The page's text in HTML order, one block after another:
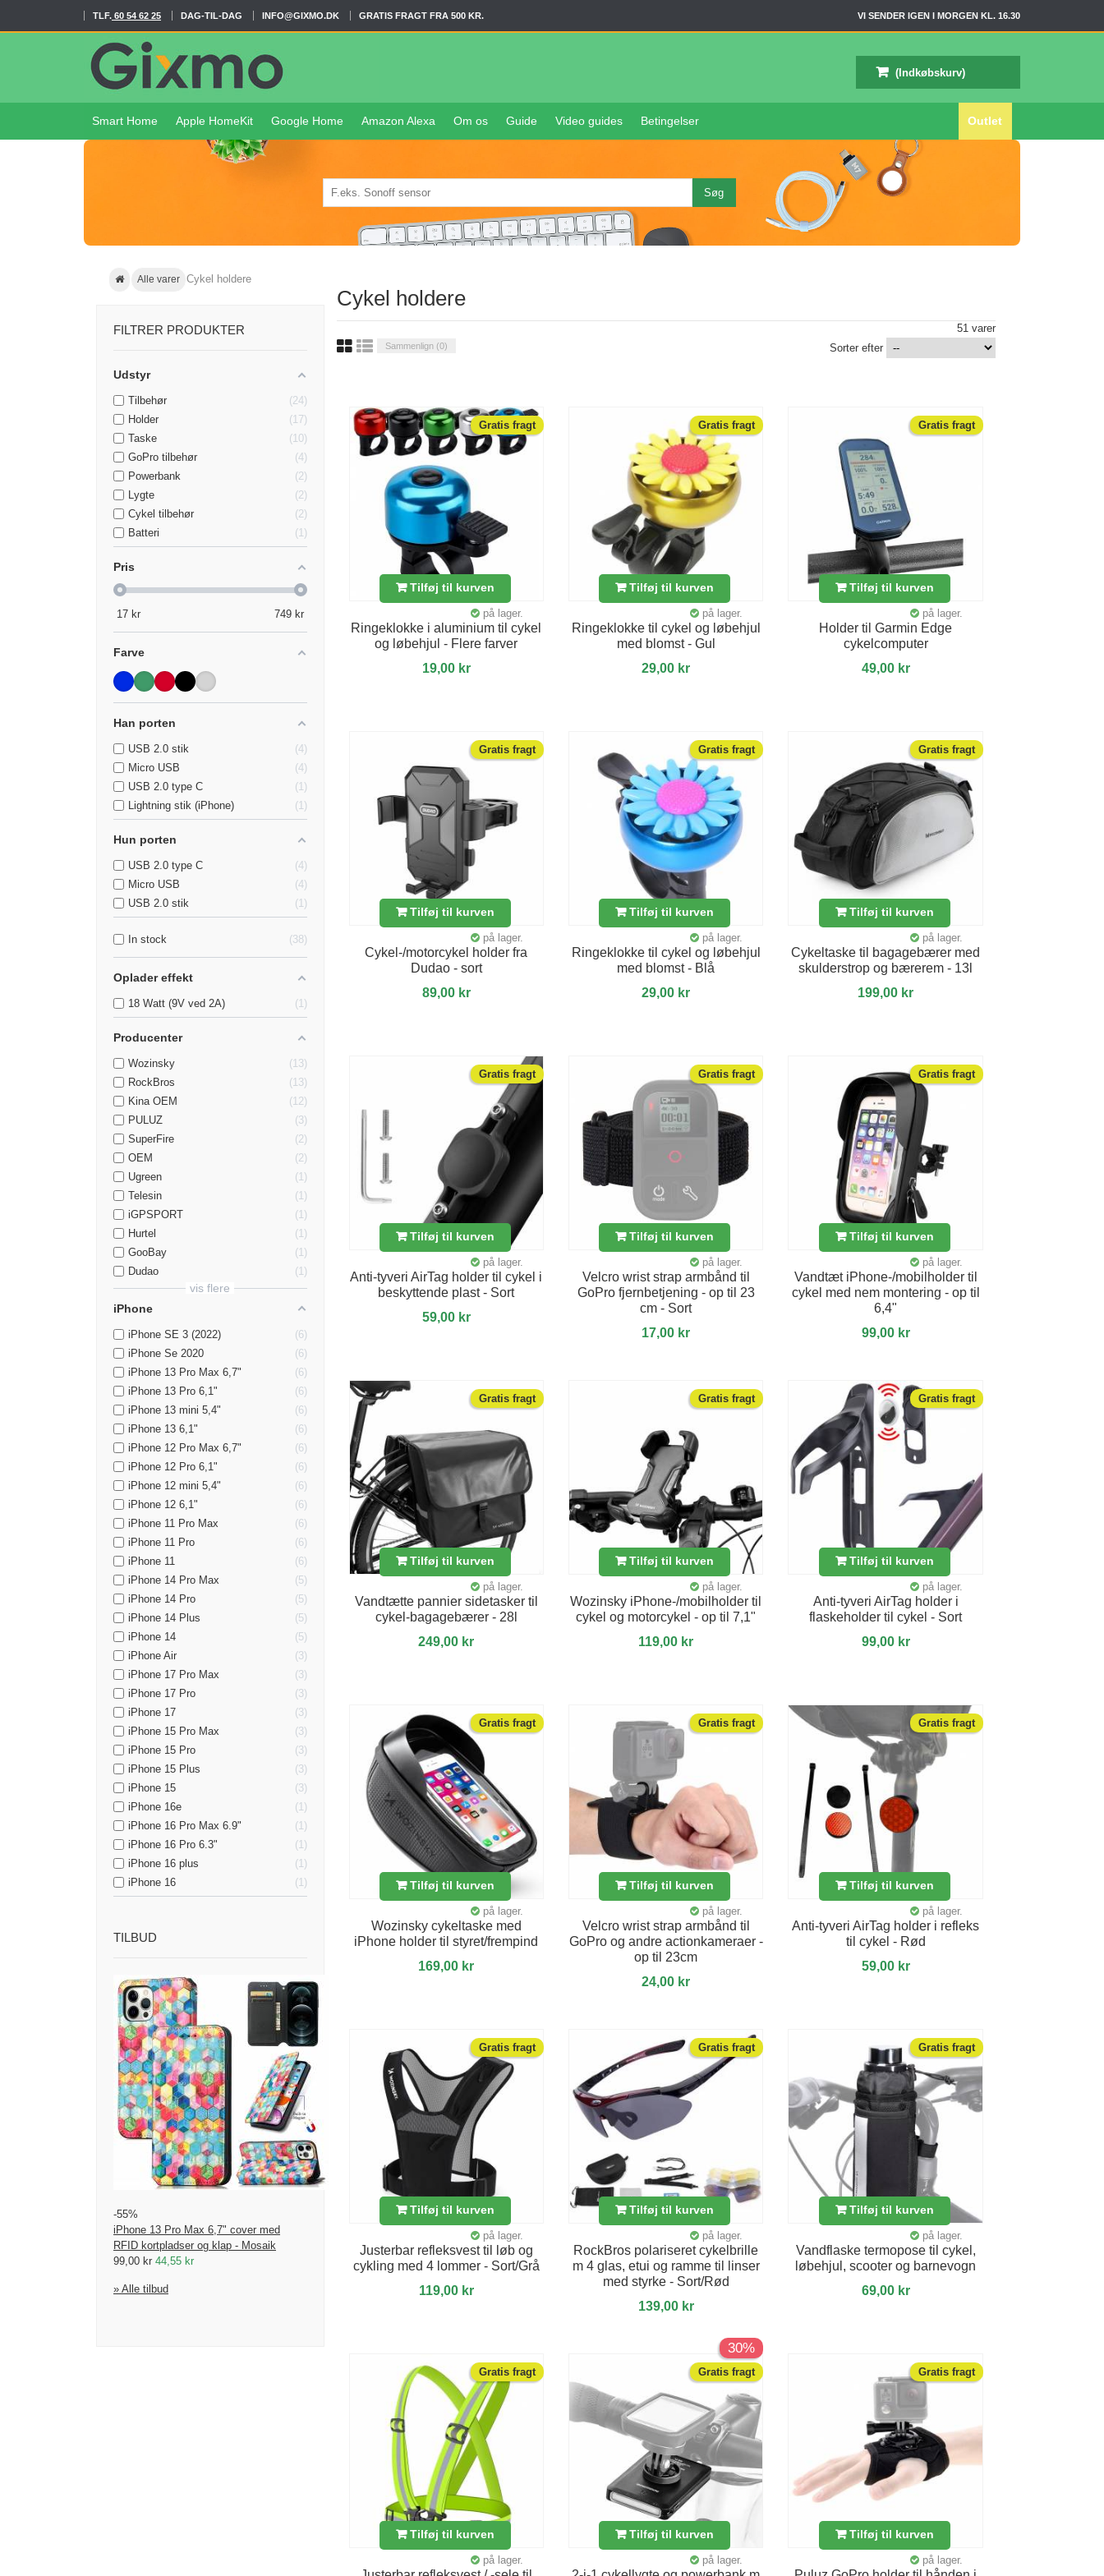
TLF. 60 54 62 25 DAG-TIL-DAG INFO@GIXMO.DK GRATIS FRAGT FRA 500 KR. VI SENDER IGEN I MORGEN KL. 16.30
Smart Home Apple HomeKit Google Home Amazon Alexa Om os Guide Video guides Betingelser Outlet
(Indkøbskurv)
Alle varer Cykel holdere
FILTRER PRODUKTER
Udstyr
Batteri 1
Cykel tilbehør 2
GoPro tilbehør 4
Holder 17
Lygte 2
Powerbank 2
Taske 10
Tilbehør 24
Pris
17 kr 749kr
Farve
Han porten
Lightning stik (iPhone) 1
Micro USB 4
USB 2.0 stik 4
USB 2.0 type C 1
Hun porten
Micro USB
4
USB 2.0 stik
1
USB 2.0 type C 4
In stock 38
Oplader effekt
18 Watt (9V ved 2A) 1
Producenter
Dudao 1
GooBay 1
Hurtel 1
iGPSPORT 1
Kina OEM 12
OEM 2
PULUZ 3
RockBros 13
SuperFire 2
Telesin 1
Ugreen 1
Wozinsky 13
vis flere
iPhone
iPhone 11 6
iPhone 11 Pro 6
iPhone 11 Pro Max 6
iPhone 12 6,1" 6
iPhone 12 mini 5,4" 6
iPhone 12 Pro 6,1" 6
iPhone 12 Pro Max 6,7" 6
iPhone 13 6,1" 6
iPhone 13 mini 5,4" 6
iPhone 13 Pro 6,1" 6
iPhone 13 Pro Max 6,7" 6
iPhone 14 5
iPhone 14 Plus 5
iPhone 14 Pro 5
iPhone 14 Pro Max 5
iPhone 15 3
iPhone 15 Plus 3
iPhone 15 Pro 3
iPhone 15 Pro Max 3
iPhone 16 1
iPhone 16 plus 1
iPhone 16 Pro 6.3" 1
iPhone 16 Pro Max 6.9" 1
iPhone 16e 1
iPhone 17 3
iPhone 17 Pro 3
iPhone 17 Pro Max 3
iPhone Air 3
iPhone Se 2020 6
iPhone SE 3 (2022) 6
TILBUD
-55%
iPhone 13 Pro Max 6,7" cover med
RFID kortpladser og klap - Mosaik
99,00 kr 44,55 kr
» Alle tilbud
Cykel holdere
51 varer
Sammenlign (0) Sorter efter
Gratis fragt
Tilføj til kurven
på lager.
Ringeklokke i aluminium til cykel
og løbehjul - Flere farver
19,00 kr
Gratis fragt
Tilføj til kurven
på lager.
Ringeklokke til cykel og løbehjul
med blomst - Gul
29,00 kr
Gratis fragt
Tilføj til kurven
på lager.
Holder til Garmin Edge
cykelcomputer
49,00 kr
Gratis fragt
Tilføj til kurven
på lager.
Cykel-/motorcykel holder fra
Dudao - sort
89,00 kr
Gratis fragt
Tilføj til kurven
på lager.
Ringeklokke til cykel og løbehjul
med blomst - Blå
29,00 kr
Gratis fragt
Tilføj til kurven
på lager.
Cykeltaske til bagagebærer med
skulderstrop og bærerem - 13l
199,00 kr
Gratis fragt
Tilføj til kurven
på lager.
Anti-tyveri AirTag holder til cykel i
beskyttende plast - Sort
59,00 kr
Gratis fragt
Tilføj til kurven
på lager.
Velcro wrist strap armbånd til
GoPro fjernbetjening - op til 23
cm - Sort
17,00 kr
Gratis fragt
Tilføj til kurven
på lager.
Vandtæt iPhone-/mobilholder til
cykel med nem montering - op til
6,4"
99,00 kr
Gratis fragt
Tilføj til kurven
på lager.
Vandtætte pannier sidetasker til
cykel-bagagebærer - 28l
249,00 kr
Gratis fragt
Tilføj til kurven
på lager.
Wozinsky iPhone-/mobilholder til
cykel og motorcykel - op til 7,1"
119,00 kr
Gratis fragt
Tilføj til kurven
på lager.
Anti-tyveri AirTag holder i
flaskeholder til cykel - Sort
99,00 kr
Gratis fragt
Tilføj til kurven
på lager.
Wozinsky cykeltaske med
iPhone holder til styret/frempind
169,00 kr
Gratis fragt
Tilføj til kurven
på lager.
Velcro wrist strap armbånd til
GoPro og andre actionkameraer -
op til 23cm
24,00 kr
Gratis fragt
Tilføj til kurven
på lager.
Anti-tyveri AirTag holder i refleks
til cykel - Rød
59,00 kr
Gratis fragt
Tilføj til kurven
på lager.
Justerbar refleksvest til løb og
cykling med 4 lommer - Sort/Grå
119,00 kr
Gratis fragt
Tilføj til kurven
på lager.
RockBros polariseret cykelbrille
m 4 glas, etui og ramme til linser
med styrke - Sort/Rød
139,00 kr
Gratis fragt
Tilføj til kurven
på lager.
Vandflaske termopose til cykel,
løbehjul, scooter og barnevogn
69,00 kr
Gratis fragt
Tilføj til kurven
på lager.
30%
Gratis fragt
Tilføj til kurven
på lager.
Gratis fragt
Tilføj til kurven
på lager.